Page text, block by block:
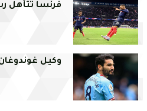
فرنسا تتأهل
وكيل